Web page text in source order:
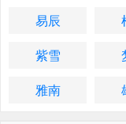
易辰
紫雪
雅南